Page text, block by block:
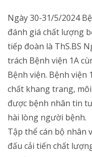
Ngày 30-31/5/2024
đánh giá chất lượng
tiếp đoàn là ThS.BS
trách Bệnh viện 1A
Bệnh viện. Bệnh viện
chất khang trang,
được bệnh nhân tin
hài lòng người bệnh.
Tập thể cán bộ nhân
đấu cải tiến chất